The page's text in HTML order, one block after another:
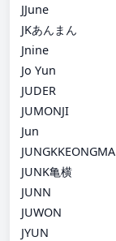
JJune
JKあんまん
Jnine
Jo Yun
JUDER
JUMONJI
Jun
JUNGKKEONGMA
JUNK亀横
JUNN
JUWON
JYUN